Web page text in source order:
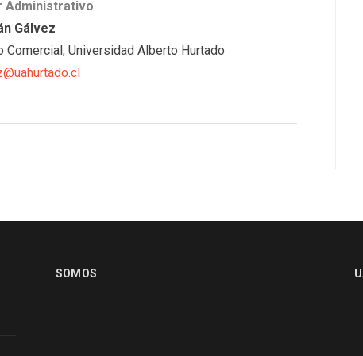
Administrativo
Gálvez
Comercial, Universidad Alberto Hurtado
SOMOS